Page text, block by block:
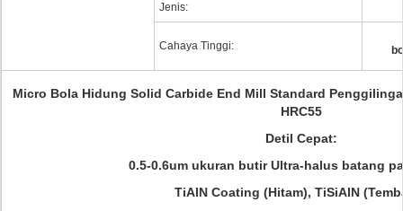
Jenis:
Cahaya Tinggi:
Micro Bola Hidung Solid Carbide End Mill Standard
HRC55
Detil Cepat:
0.5-0.6um ukuran butir Ultra-halus batang
TiAlN Coating (Hitam), TiSiAlN